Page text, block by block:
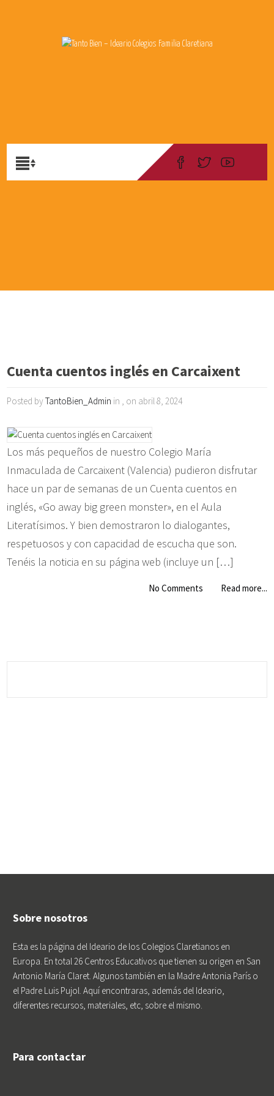
Cuenta cuentos inglés en Carcaixent
Posted byTantoBien_Admin in , on abril 8, 2024
Los más pequeños de nuestro Colegio María
Inmaculada de Carcaixent (Valencia) pudieron disfrutar
hace un par de semanas de un Cuenta cuentos en
inglés, «Go away big green monster», en el Aula
Literatísimos. Y bien demostraron lo dialogantes,
respetuosos y con capacidad de escucha que son.
Tenéis la noticia en su página web (incluye un […]
No Comments Read more...
Sobre nosotros
Esta es la página del Ideario de los Colegios Claretianos en
Europa. En total 26 Centros Educativos que tienen su origen en San
Antonio María Claret. Algunos también en la Madre Antonia París o
el Padre Luis Pujol. Aquí encontraras, además del Ideario,
diferentes recursos, materiales, etc, sobre el mismo.
Para contactar